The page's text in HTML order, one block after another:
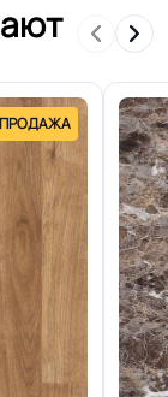
линолеум
свойствами
пвх
основа